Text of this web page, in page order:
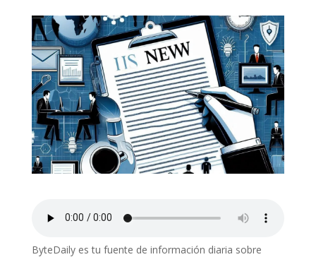
ByteDaily es tu fuente de información diaria sobre